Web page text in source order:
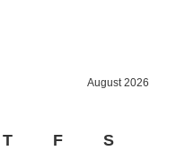
August 2026
T F S